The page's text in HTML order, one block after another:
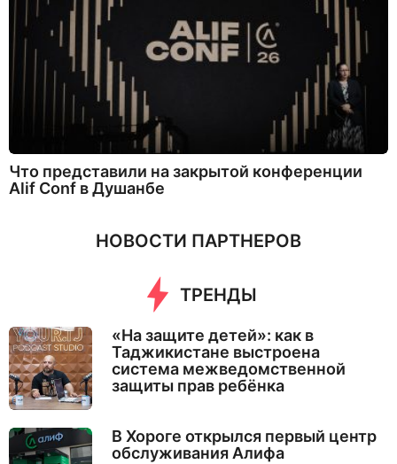
Что представили на закрытой конференции
Alif Conf в Душанбе
НОВОСТИ ПАРТНЕРОВ
ТРЕНДЫ
«На защите детей»: как в
Таджикистане выстроена
система межведомственной
защиты прав ребёнка
В Хороге открылся первый центр
обслуживания Алифа